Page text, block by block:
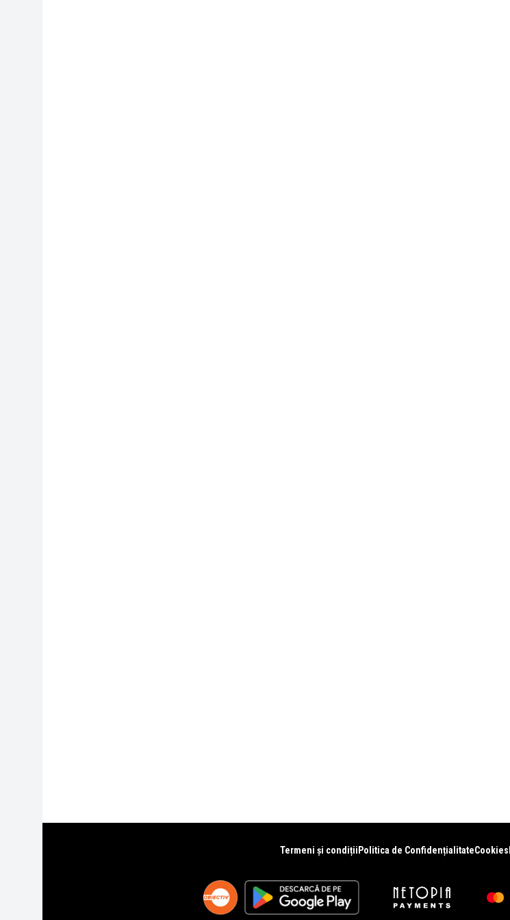
Termeni și condiții Politica de ConfidențialitateCookies